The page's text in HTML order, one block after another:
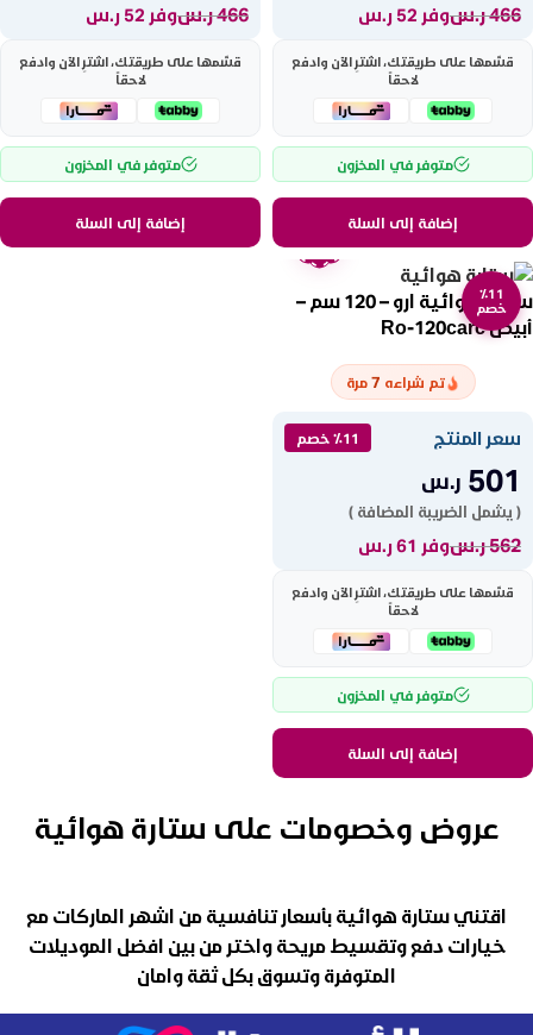
466ر.سوفر 52 ر.س
قسّمها على طريقتك، اشترِ الآن وادفع
لاحقاً
متوفر في المخزون
إضافة إلى السلة
466ر.سوفر 52 ر.س
قسّمها على طريقتك، اشترِ الآن وادفع
لاحقاً
متوفر في المخزون
إضافة إلى السلة
٪11
خصم
عامين
ستارة هوائية ارو – 120 سم –
أبيض Ro-120carc
تم شراءه 7 مرة
سعر المنتج ٪11 خصم
501 ر.س
( يشمل الضريبة المضافة )
562ر.سوفر 61 ر.س
قسّمها على طريقتك، اشترِ الآن وادفع
لاحقاً
متوفر في المخزون
إضافة إلى السلة
عروض وخصومات على ستارة هوائية
اقتني ستارة هوائية بأسعار تنافسية من اشهر الماركات مع
خيارات دفع وتقسيط مريحة واختر من بين افضل الموديلات
المتوفرة وتسوق بكل ثقة وامان